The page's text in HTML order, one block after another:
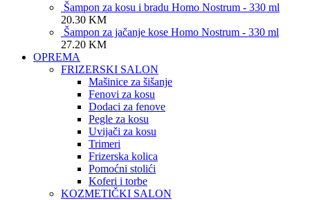
Šampon za kosu i bradu Homo Nostrum - 330 ml
20.30 KM
Šampon za jačanje kose Homo Nostrum - 330 ml
27.20 KM
OPREMA
FRIZERSKI SALON
Mašinice za šišanje
Fenovi za kosu
Dodaci za fenove
Pegle za kosu
Uvijači za kosu
Trimeri
Frizerska kolica
Pomoćni stolići
Koferi i torbe
KOZMETIČKI SALON